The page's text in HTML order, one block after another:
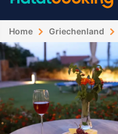
Home Griechenland